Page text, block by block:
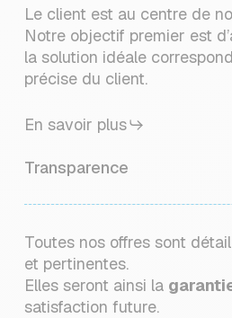
Le client est au centre de
Notre objectif premier est
la solution idéale
précise du client.
En savoir plus
Transparence
Toutes nos offres sont
et pertinentes.
Elles seront ainsi la
satisfaction future.